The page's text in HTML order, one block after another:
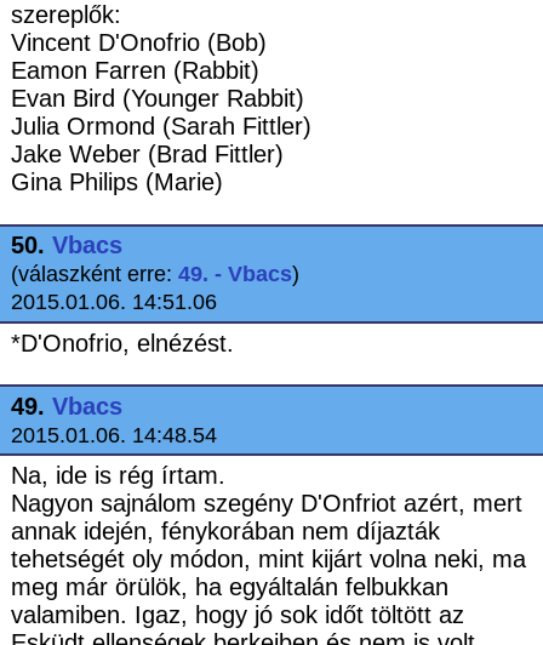
szereplők:
Vincent D'Onofrio (Bob)
Eamon Farren (Rabbit)
Evan Bird (Younger Rabbit)
Julia Ormond (Sarah Fittler)
Jake Weber (Brad Fittler)
Gina Philips (Marie)
50. Vbacs
(válaszként erre: 49. - Vbacs)
2015.01.06. 14:51.06
*D'Onofrio, elnézést.
49. Vbacs
2015.01.06. 14:48.54
Na, ide is rég írtam.
Nagyon sajnálom szegény D'Onfriot azért, mert
annak idején, fénykorában nem díjazták
tehetségét oly módon, mint kijárt volna neki, ma
meg már örülök, ha egyáltalán felbukkan
valamiben. Igaz, hogy jó sok időt töltött az